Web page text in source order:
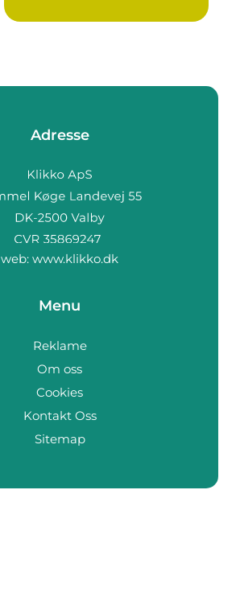
Adresse
web: www.klikko.dk
Menu
Reklame
Om oss
Cookies
Kontakt Oss
Sitemap